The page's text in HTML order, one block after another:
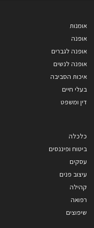
אומנות
אופנה
אופנה לגברים
אופנה לנשים
איכות הסביבה
בעלי חיים
דין ומשפט
כלכלה
ביטוח ופיננסים
עסקים
עיצוב פנים
קהילה
רפואה
שיפוצים